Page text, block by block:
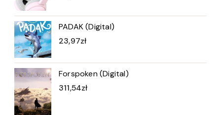
PADAK (Digital)
23,97zł
Forspoken (Digital)
311,54zł